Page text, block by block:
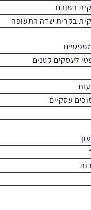
בשוהם
בקרית שדה התעופה
לעסקים קטנים
עסקיים